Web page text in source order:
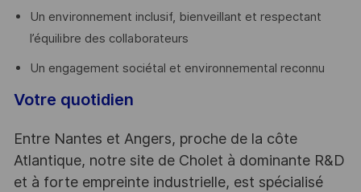
Un environnement inclusif, bienveillant et respectant
l’équilibre des collaborateurs
Un engagement sociétal et environnemental reconnu
Votre quotidien
Entre Nantes et Angers, proche de la côte
Atlantique, notre site de Cholet à dominante R&D
et à forte empreinte industrielle, est spécialisé